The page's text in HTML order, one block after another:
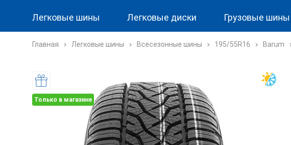
Легковые шины Легковые диски Грузовые шины
Главная Легковые шины Всесезонные шины 195/55R16 Barum
Только в магазине